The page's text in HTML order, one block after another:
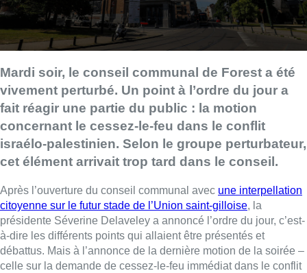
Mardi soir, le conseil communal de Forest a été
vivement perturbé. Un point à l’ordre du jour a
fait réagir une partie du public : la motion
concernant le cessez-le-feu dans le conflit
israélo-palestinien. Selon le groupe perturbateur,
cet élément arrivait trop tard dans le conseil.
Après l’ouverture du conseil communal avec une interpellation
citoyenne sur le futur stade de l’Union saint-gilloise, la
présidente Séverine Delaveley a annoncé l’ordre du jour, c’est-
à-dire les différents points qui allaient être présentés et
débattus. Mais à l’annonce de la dernière motion de la soirée –
celle sur la demande de cessez-le-feu immédiat dans le conflit